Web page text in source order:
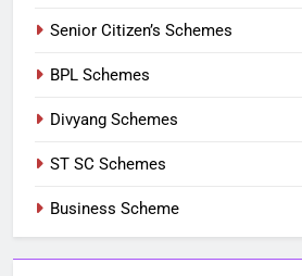
Senior Citizen’s Schemes
BPL Schemes
Divyang Schemes
ST SC Schemes
Business Scheme